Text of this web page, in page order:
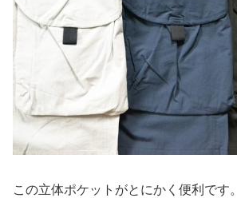
この立体ポケットがとにかく便利です。